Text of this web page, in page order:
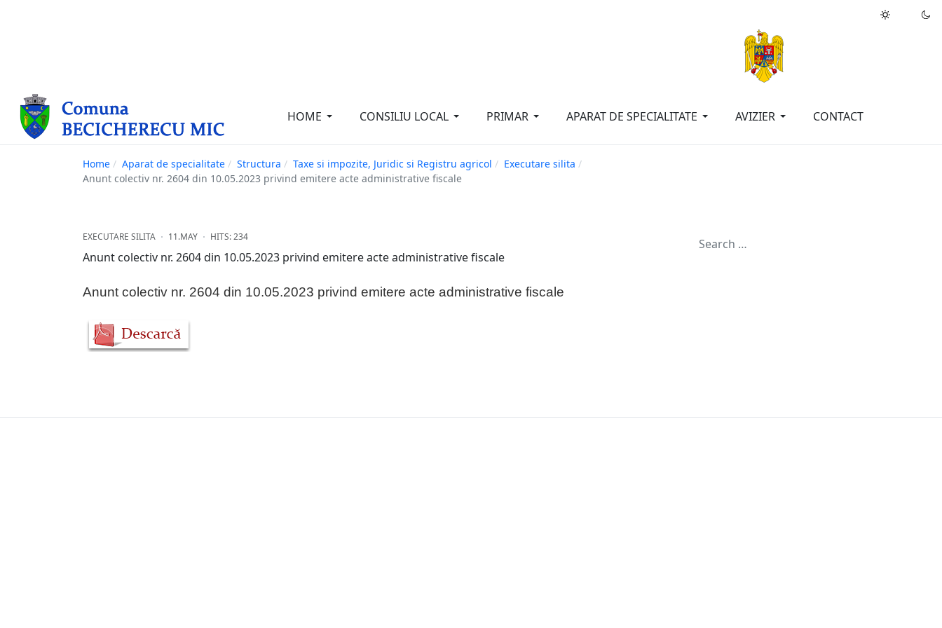
HOME CONSILIU LOCAL PRIMAR APARAT DE SPECIALITATE AVIZIER CONTACT
Home Aparat de specialitate Structura Taxe si impozite, Juridic si Registru agricol
Executare silita
Anunt colectiv nr. 2604 din 10.05.2023 privind emitere acte administrative fiscale
EXECUTARE SILITA 11.MAY HITS: 234
Anunt colectiv nr. 2604 din 10.05.2023 privind emitere acte administrative fiscale
Anunt colectiv nr. 2604 din 10.05.2023 privind emitere acte administrative fiscale